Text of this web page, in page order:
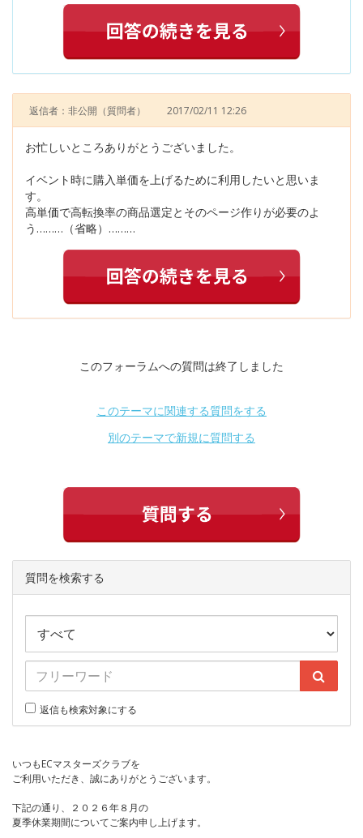
返信者：非公開 （質問者） 2017/02/11 12:26
お忙しいところありがとうございました。
イベント時に購入単価を上げるために利用したいと思いま
す。
高単価で高転換率の商品選定とそのページ作りが必要のよ
う………（省略）………
このフォーラムへの質問は終了しました
このテーマに関連する質問をする
別のテーマで新規に質問する
質問を検索する
返信も検索対象にする
いつもECマスターズクラブを
ご利用いただき、誠にありがとうございます。
下記の通り、２０２６年８月の
夏季休業期間についてご案内申し上げます。